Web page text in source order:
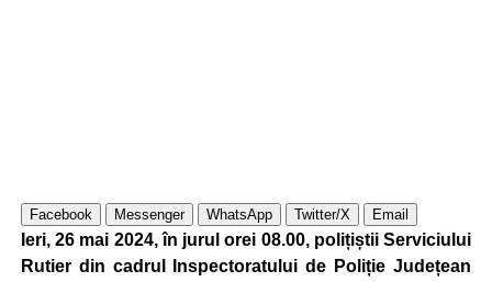
Facebook Messenger WhatsApp Twitter/X Email
Ieri, 26 mai 2024, în jurul orei 08.00, polițiștii Serviciului
Rutier din cadrul Inspectoratului de Poliție Județean